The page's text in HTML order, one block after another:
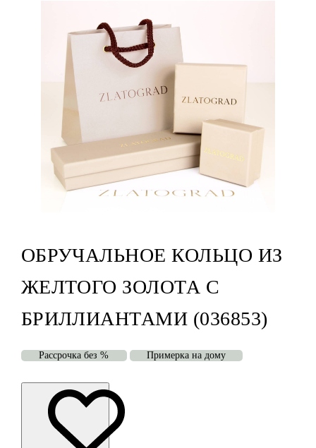
ОБРУЧАЛЬНОЕ КОЛЬЦО ИЗ
ЖЕЛТОГО ЗОЛОТА С
БРИЛЛИАНТАМИ (036853)
Рассрочка без % Примерка на дому